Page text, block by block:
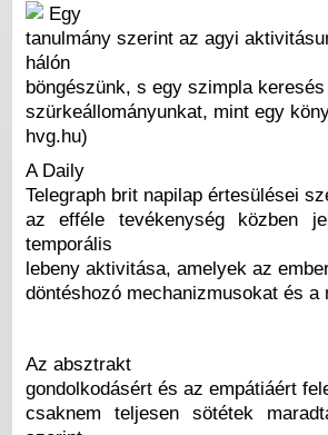
Egy
tanulmány szerint az agyi
hálón
böngészünk, s egy szimpla
szürkeállományunkat, mint egy
hvg.hu)
A Daily
Telegraph brit napilap értesülései
az efféle tevékenység közben
temporális
lebeny aktivitása, amelyek az
döntéshozó mechanizmusokat és
Az absztrakt
gondolkodásért és az empátiáért
csaknem teljesen sötétek